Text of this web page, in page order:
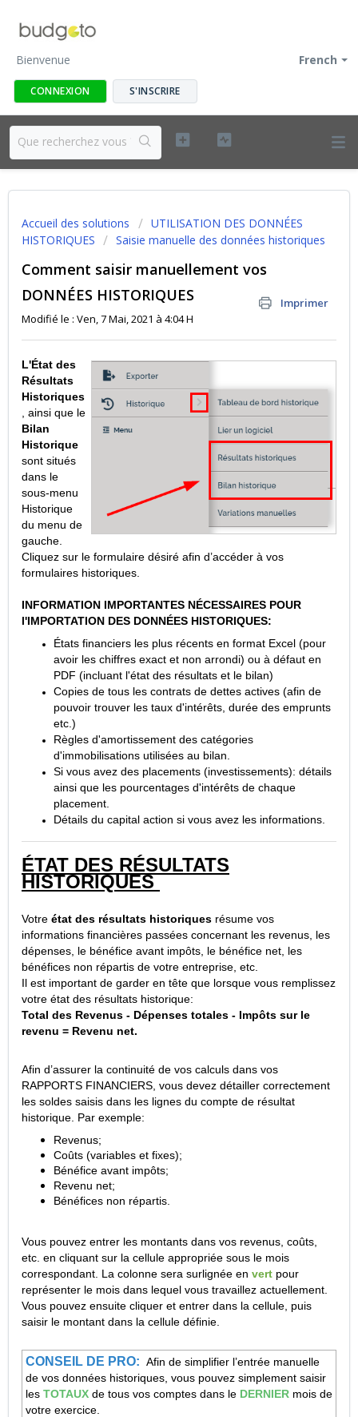
French
Bienvenue
CONNEXION S'INSCRIRE
Accueil des solutions
UTILISATION DES DONNÉES
HISTORIQUES
Saisie manuelle des données historiques
Comment saisir manuellement vos
DONNÉES HISTORIQUES
Imprimer
Modifié le : Ven, 7 Mai, 2021 à 4:04 H
L'État des
Résultats
Historiques
, ainsi que le
Bilan
Historique
sont situés
dans le
sous-menu
Historique
du menu de
gauche.
Cliquez sur le formulaire désiré afin d’accéder à vos
formulaires historiques.
INFORMATION IMPORTANTES NÉCESSAIRES POUR
l'IMPORTATION DES DONNÉES HISTORIQUES:
États financiers les plus récents en format Excel (pour
avoir les chiffres exact et non arrondi) ou à défaut en
PDF (incluant l'état des résultats et le bilan)
Copies de tous les contrats de dettes actives (afin de
pouvoir trouver les taux d'intérêts, durée des emprunts
etc.)
Règles d'amortissement des catégories
d'immobilisations utilisées au bilan.
Si vous avez des placements (investissements): détails
ainsi que les pourcentages d'intérêts de chaque
placement.
Détails du capital action si vous avez les informations.
ÉTAT DES RÉSULTATS
HISTORIQUES
Votre état des résultats historiques résume vos
informations financières passées concernant les revenus, les
dépenses, le bénéfice avant impôts, le bénéfice net, les
bénéfices non répartis de votre entreprise, etc.
Il est important de garder en tête que lorsque vous remplissez
votre état des résultats historique:
Total des Revenus - Dépenses totales - Impôts sur le
revenu = Revenu net.
Afin d’assurer la continuité de vos calculs dans vos
RAPPORTS FINANCIERS, vous devez détailler correctement
les soldes saisis dans les lignes du compte de résultat
historique. Par exemple:
Revenus;
Coûts (variables et fixes);
Bénéfice avant impôts;
Revenu net;
Bénéfices non répartis.
Vous pouvez entrer les montants dans vos revenus, coûts,
etc. en cliquant sur la cellule appropriée sous le mois
correspondant. La colonne sera surlignée en vert pour
représenter le mois dans lequel vous travaillez actuellement.
Vous pouvez ensuite cliquer et entrer dans la cellule, puis
saisir le montant dans la cellule définie.
CONSEIL DE PRO: Afin de simplifier l’entrée manuelle
de vos données historiques, vous pouvez simplement saisir
les TOTAUX de tous vos comptes dans le DERNIER mois de
votre exercice.